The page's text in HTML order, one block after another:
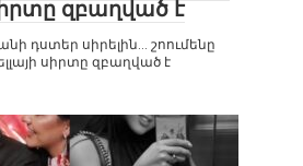
զբաղված է
դստեր սիրելին… շոումենը
սիրտը զբաղված է